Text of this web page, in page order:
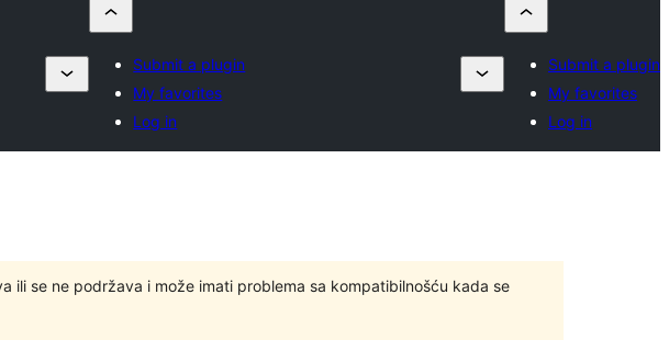
Submit a plugin
My favorites
Log in
Submit a plugin
My favorites
Log in
ili se ne podržava i može imati problema sa kompatibilnošću kada se